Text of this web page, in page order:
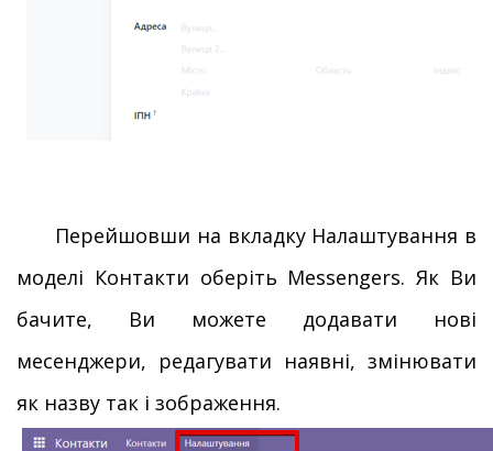
Перейшовши на вкладку Налаштування в
моделі Контакти оберіть Messengers. Як Ви
бачите, Ви можете додавати нові
месенджери, редагувати наявні, змінювати
як назву так і зображення.